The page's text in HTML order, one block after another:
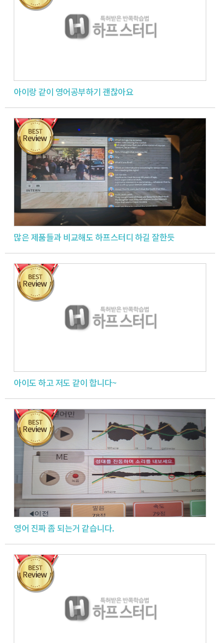
아이랑 같이 영어공부하기 괜찮아요
많은 제품들과 비교해도 하프스터디 하길 잘한듯
아이도 하고 저도 같이 합니다~
영어 진짜 좀 되는거 같습니다.